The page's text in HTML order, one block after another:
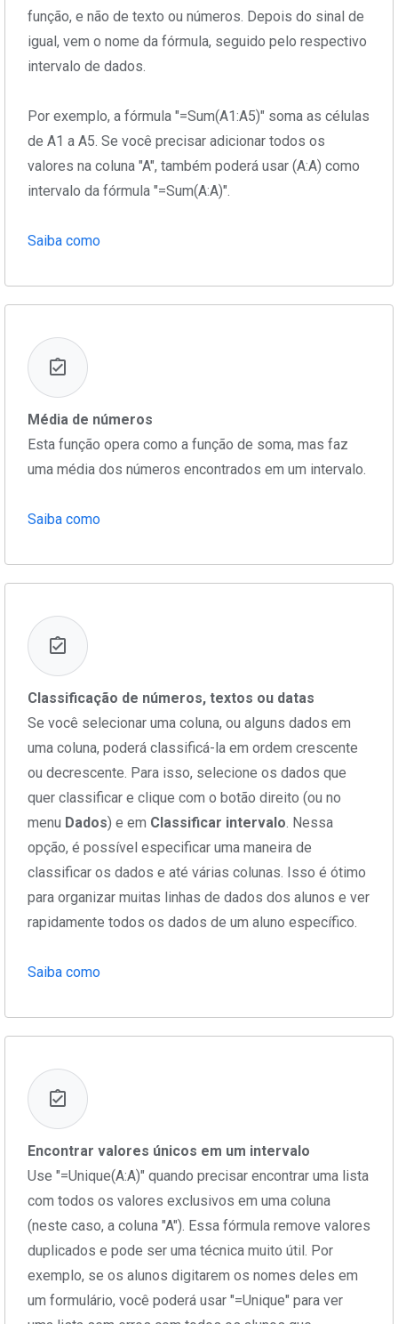
função, e não de texto ou números. Depois do sinal de
igual, vem o nome da fórmula, seguido pelo respectivo
intervalo de dados.
Por exemplo, a fórmula "=Sum(A1:A5)" soma as células
de A1 a A5. Se você precisar adicionar todos os
valores na coluna "A", também poderá usar (A:A) como
intervalo da fórmula "=Sum(A:A)".
Saiba como
Média de números
Esta função opera como a função de soma, mas faz
uma média dos números encontrados em um intervalo.
Saiba como
Classificação de números, textos ou datas
Se você selecionar uma coluna, ou alguns dados em
uma coluna, poderá classificá-la em ordem crescente
ou decrescente. Para isso, selecione os dados que
quer classificar e clique com o botão direito (ou no
menu Dados) e em Classificar intervalo. Nessa
opção, é possível especificar uma maneira de
classificar os dados e até várias colunas. Isso é ótimo
para organizar muitas linhas de dados dos alunos e ver
rapidamente todos os dados de um aluno específico.
Saiba como
Encontrar valores únicos em um intervalo
Use "=Unique(A:A)" quando precisar encontrar uma lista
com todos os valores exclusivos em uma coluna
(neste caso, a coluna "A"). Essa fórmula remove valores
duplicados e pode ser uma técnica muito útil. Por
exemplo, se os alunos digitarem os nomes deles em
um formulário, você poderá usar "=Unique" para ver